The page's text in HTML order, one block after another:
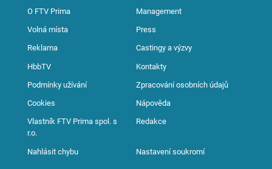
O FTV Prima Management
Volná místa Press
Reklama Castingy a výzvy
HbbTV Kontakty
Podmínky užívání Zpracování osobních údajů
Cookies Nápověda
Vlastník FTV Prima spol. s
r.o.
Redakce
Nahlásit chybu Nastavení soukromí